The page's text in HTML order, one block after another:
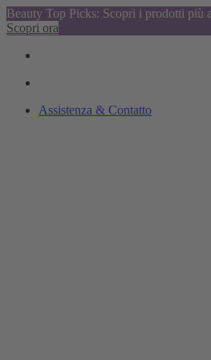
Beauty Top Picks: Scopri i prodotti più
Scopri ora
Assistenza & Contatto